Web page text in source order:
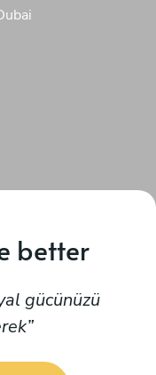
better
gücünüzü